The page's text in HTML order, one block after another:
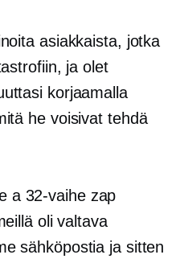
asiakkaista, jotka
ja olet
korjaamalla
he voisivat tehdä
a 32-vaihezap
oli valtava
sähköpostia ja sitten